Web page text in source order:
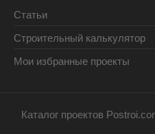
Статьи
Строительный калькулятор
Мои избранные проекты
Каталог проектов